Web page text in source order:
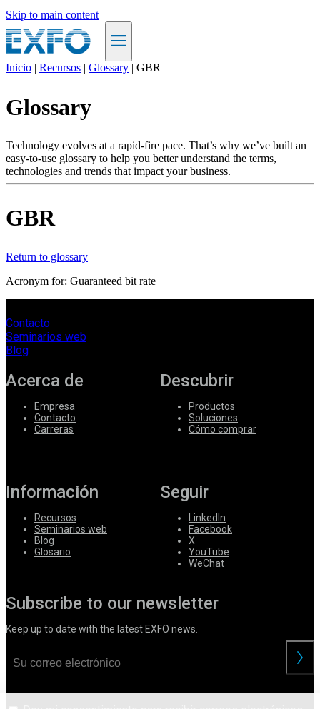
Skip to main content
Productos
Asistencia
Servicios
Cómo
Recursos
Contacto
Corporate
Careers
Partners
Suppliers
Inicio | Recursos | Glossary | GBR
Glossary
Technology evolves at a rapid-fire pace. That’s why we’ve built an
easy-to-use glossary to help you better understand the terms,
technologies and trends that impact your business.
GBR
Return to glossary
Acronym for: Guaranteed bit rate
Contacto
Seminarios web
Blog
Acerca de
Empresa
Contacto
Carreras
Descubrir
Productos
Soluciones
Cómo comprar
Información
Recursos
Seminarios web
Blog
Glosario
Seguir
LinkedIn
Facebook
X
YouTube
WeChat
Subscribe to our newsletter
Keep up to date with the latest EXFO news.